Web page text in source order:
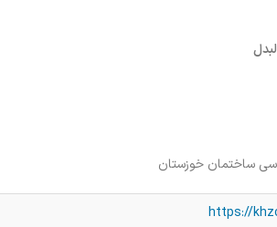
ساختمان خوزستان
https://